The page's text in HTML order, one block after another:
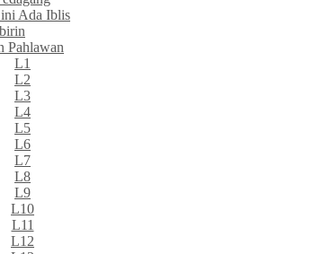
Ada Iblis
Pahlawan
L1
L2
L3
L4
L5
L6
L7
L8
L9
L10
L11
L12